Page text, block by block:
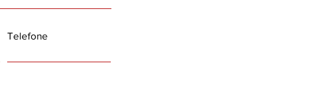
Telefone